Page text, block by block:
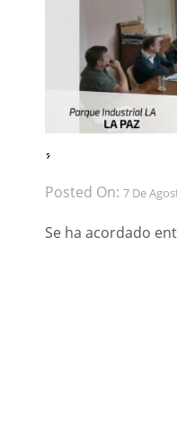
́ ́
Posted On: 7 De
Se ha acordado